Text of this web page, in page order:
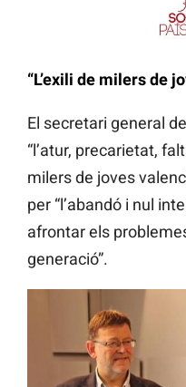
“L’exili de milers de
El secretari general
“l’atur, precarietat,
milers de joves
per “l’abandó i nul
afrontar els
generació”.